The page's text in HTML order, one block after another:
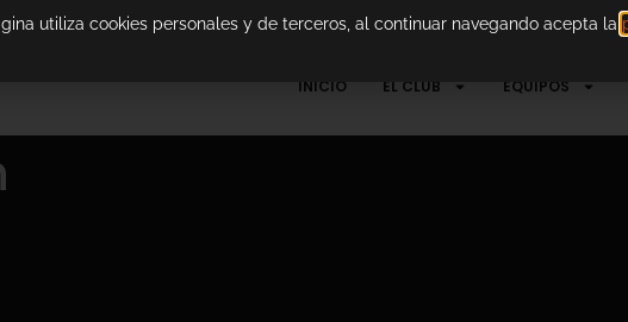
INICIO EL CLUB EQUIPOS
utiliza cookies personales y de terceros, al continuar navegando acepta la